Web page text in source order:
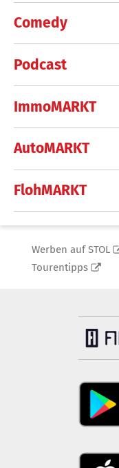
Comedy
Podcast
ImmoMARKT
AutoMARKT
FlohMARKT
Werben auf STOL
Tourentipps